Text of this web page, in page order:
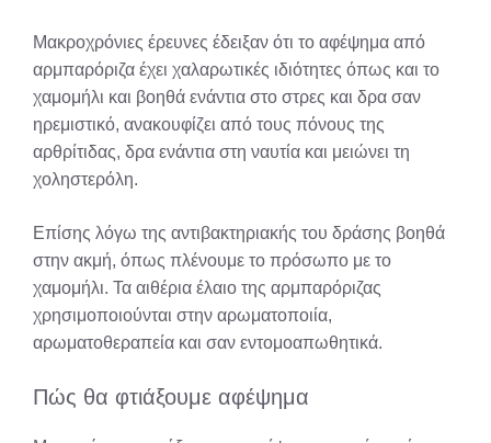
Μακροχρόνιες έρευνες έδειξαν ότι το αφέψημα από
αρμπαρόριζα έχει χαλαρωτικές ιδιότητες όπως και το
χαμομήλι και βοηθά ενάντια στο στρες και δρα σαν
ηρεμιστικό, ανακουφίζει από τους πόνους της
αρθρίτιδας, δρα ενάντια στη ναυτία και μειώνει τη
χοληστερόλη.
Επίσης λόγω της αντιβακτηριακής του δράσης βοηθά
στην ακμή, όπως πλένουμε το πρόσωπο με το
χαμομήλι. Τα αιθέρια έλαιο της αρμπαρόριζας
χρησιμοποιούνται στην αρωματοποιία,
αρωματοθεραπεία και σαν εντομοαπωθητικά.
Πώς θα φτιάξουμε αφέψημα